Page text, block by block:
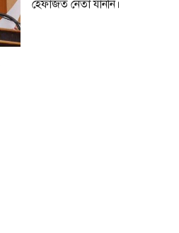
হেফাজত নেতা যাননি।